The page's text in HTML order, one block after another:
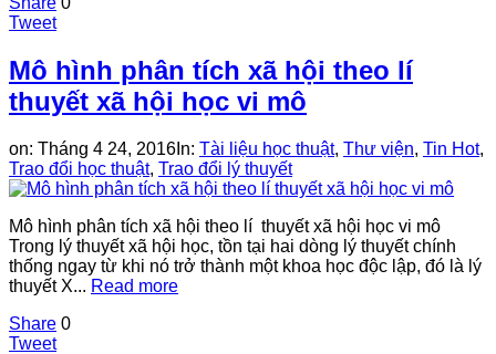
Tweet
Mô hình phân tích xã hội theo lí
thuyết xã hội học vi mô
on: Tháng 4 24, 2016 In: Tài liệu học thuật, Thư viện, Tin Hot,
Trao đổi học thuật, Trao đổi lý thuyết
Mô hình phân tích xã hội theo lí thuyết xã hội học vi mô
Trong lý thuyết xã hội học, tồn tại hai dòng lý thuyết chính
thống ngay từ khi nó trở thành một khoa học độc lập, đó là lý
thuyết X... Read more
Share 0
Tweet